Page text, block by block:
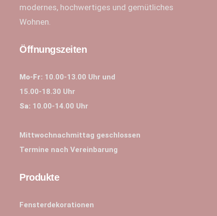
modernes, hochwertiges und gemütliches
Wohnen.
Öffnungszeiten
Mo-Fr: 10.00-13.00 Uhr und
15.00-18.30 Uhr
Sa: 10.00-14.00 Uhr
Mittwochnachmittag geschlossen
Termine nach Vereinbarung
Produkte
Fensterdekorationen